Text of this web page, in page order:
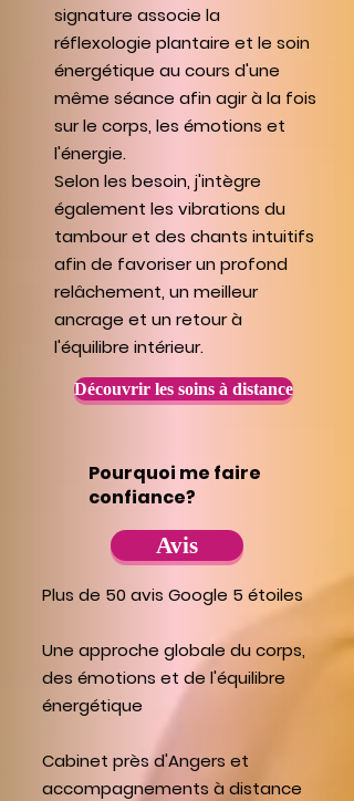
signature associe la
réflexologie plantaire et le soin
énergétique au cours d'une
même séance afin agir à la fois
sur le corps, les émotions et
l'énergie.
Selon les besoin, j'intègre
également les vibrations du
tambour et des chants intuitifs
afin de favoriser un profond
relâchement, un meilleur
ancrage et un retour à
l'équilibre intérieur.
Découvrir les soins à distance
Pourquoi me faire
confiance?
Avis
Plus de 50 avis Google 5 étoiles
Une approche globale du corps,
des émotions et de l'équilibre
énergétique
Cabinet près d'Angers et
accompagnements à distance